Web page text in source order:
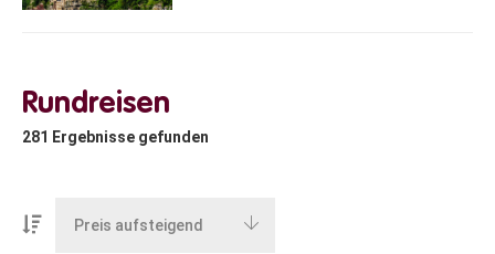
Rundreisen
281 Ergebnisse gefunden